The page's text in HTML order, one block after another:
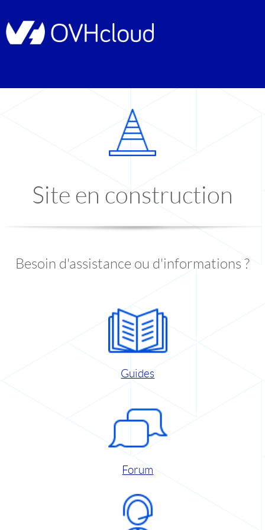
Site en construction
Besoin d'assistance ou d'informations ?
Guides
Forum